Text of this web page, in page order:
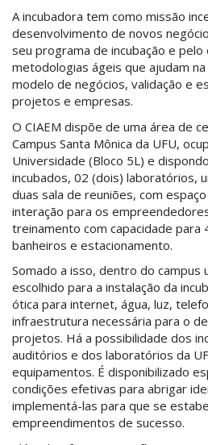
A incubadora tem como missão
desenvolvimento de novos
seu programa de incubação e
metodologias ágeis que ajudam
modelo de negócios, validação e
projetos e empresas.
O CIAEM dispõe de uma área de
Campus Santa Mônica da UFU,
Universidade (Bloco 5L) e
incubados, 02 (dois) laboratórios,
duas sala de reuniões, com
interação para os
treinamento com capacidade para
banheiros e estacionamento.
Somado a isso, dentro do campus
escolhido para a instalação da
ótica para internet, água, luz,
infraestrutura necessária para o
projetos. Há a possibilidade dos
auditórios e dos laboratórios da
equipamentos. É disponibilizado
condições efetivas para abrigar
implementá-las para que se
empreendimentos de sucesso.